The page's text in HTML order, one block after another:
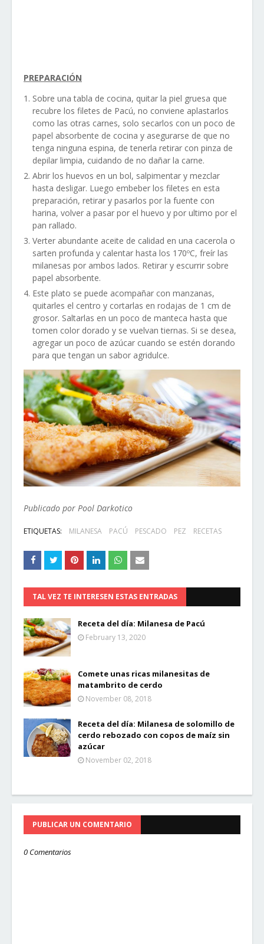
PREPARACIÓN
Sobre una tabla de cocina, quitar la piel gruesa que
recubre los filetes de Pacú, no conviene aplastarlos
como las otras carnes, solo secarlos con un poco de
papel absorbente de cocina y asegurarse de que no
tenga ninguna espina, de tenerla retirar con pinza de
depilar limpia, cuidando de no dañar la carne.
Abrir los huevos en un bol, salpimentar y mezclar
hasta desligar. Luego embeber los filetes en esta
preparación, retirar y pasarlos por la fuente con
harina, volver a pasar por el huevo y por ultimo por el
pan rallado.
Verter abundante aceite de calidad en una cacerola o
sarten profunda y calentar hasta los 170ºC, freír las
milanesas por ambos lados. Retirar y escurrir sobre
papel absorbente.
Este plato se puede acompañar con manzanas,
quitarles el centro y cortarlas en rodajas de 1 cm de
grosor. Saltarlas en un poco de manteca hasta que
tomen color dorado y se vuelvan tiernas. Si se desea,
agregar un poco de azúcar cuando se estén dorando
para que tengan un sabor agridulce.
Publicado por Pool Darkotico
ETIQUETAS: MILANESA PACÚ PESCADO PEZ RECETAS
TAL VEZ TE INTERESEN ESTAS ENTRADAS
Receta del día: Milanesa de Pacú
February 13, 2020
Comete unas ricas milanesitas de
matambrito de cerdo
November 08, 2018
Receta del día: Milanesa de solomillo de
cerdo rebozado con copos de maíz sin
azúcar
November 02, 2018
PUBLICAR UN COMENTARIO
0 Comentarios